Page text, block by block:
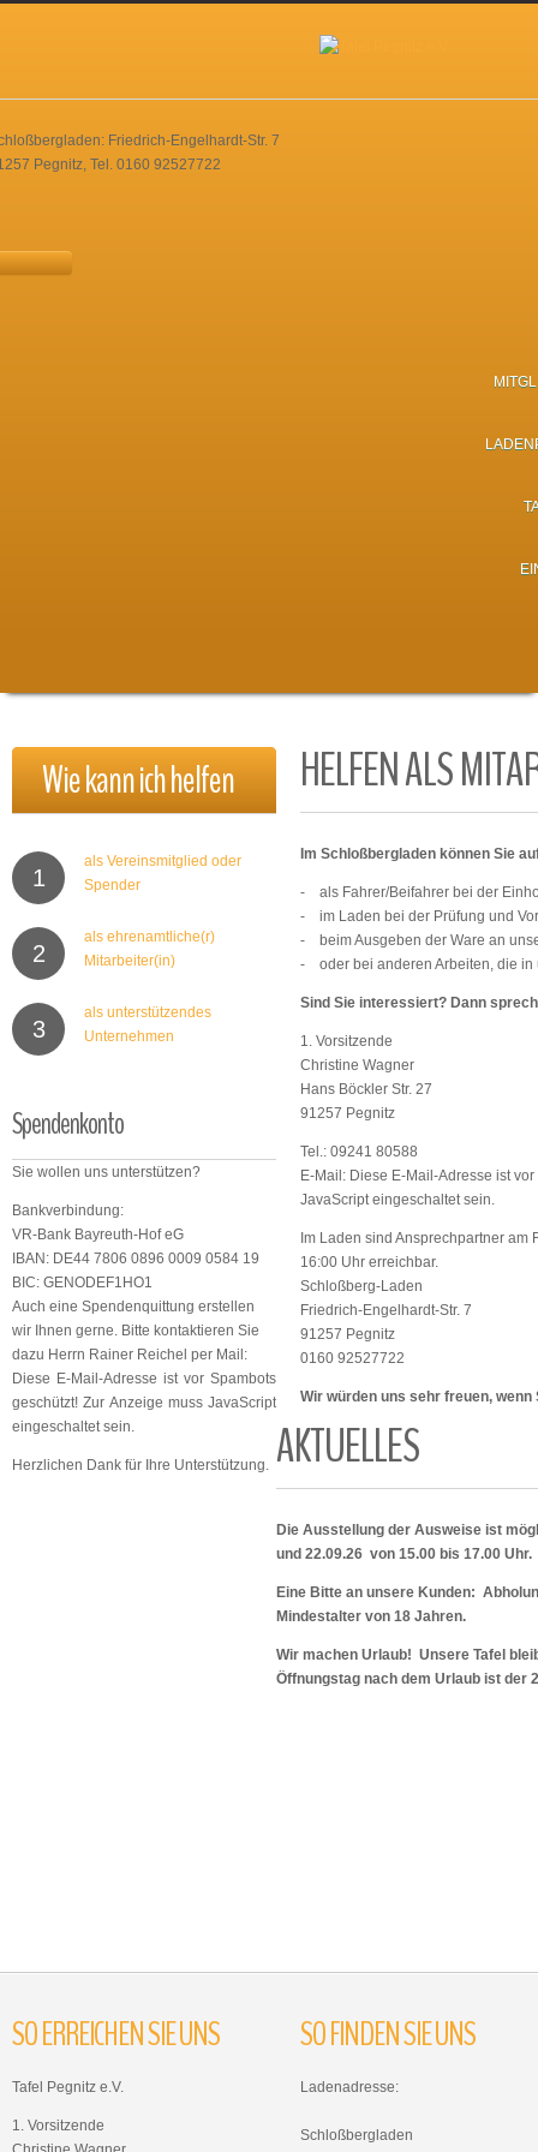
Friedrich-Engelhardt-Str. 7
Pegnitz, Tel. 0160 92527722
Wiekannichhelfen
1
als Vereinsmitglied oder
Spender
2
als ehrenamtliche(r)
Mitarbeiter(in)
3
als unterstützendes
Unternehmen
Spendenkonto
Sie wollen uns unterstützen?
Bankverbindung:
VR-Bank Bayreuth-Hof eG
IBAN: DE44 7806 0896 0009 0584 19
BIC: GENODEF1HO1
Auch eine Spendenquittung erstellen
wir Ihnen gerne. Bitte kontaktieren Sie
dazu Herrn Rainer Reichel per Mail:
Diese E-Mail-Adresse ist vor Spambots
geschützt! Zur Anzeige muss JavaScript
eingeschaltet sein.
Herzlichen Dank für Ihre Unterstützung.
HELFEN ALS
Im Schloßbergladen können Sie
- als Fahrer/Beifahrer bei der
- im Laden bei der Prüfung und
- beim Ausgeben der Ware an
- oder bei anderen Arbeiten, die in
Sind Sie interessiert? Dann
1. Vorsitzende
Christine Wagner
Hans Böckler Str. 27
91257 Pegnitz
Tel.: 09241 80588
E-Mail: Diese E-Mail-Adresse ist
JavaScript eingeschaltet sein.
Im Laden sind Ansprechpartner am
16:00 Uhr erreichbar.
Schloßberg-Laden
Friedrich-Engelhardt-Str. 7
91257 Pegnitz
0160 92527722
Wir würden uns sehr freuen,
AKTUELLES
Die Ausstellung der Ausweise ist
und 22.09.26 von 15.00 bis 17.00 Uhr.
Eine Bitte an unsere Kunden:
Mindestalter von 18 Jahren.
Wir machen Urlaub! Unsere Tafel
Öffnungstag nach dem Urlaub ist der
SOERREICHENSIEUNS
Tafel Pegnitz e.V.
1. Vorsitzende
SOFINDENSIEUNS
Ladenadresse:
Schloßbergladen